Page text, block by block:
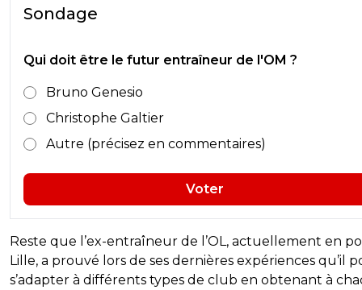
Sondage
Qui doit être le futur entraîneur de l'OM ?
Bruno Genesio
Christophe Galtier
Autre (précisez en commentaires)
Voter
Reste que l’ex-entraîneur de l’OL, actuellement en
Lille, a prouvé lors de ses dernières expériences qu’il
s’adapter à différents types de club en obtenant à